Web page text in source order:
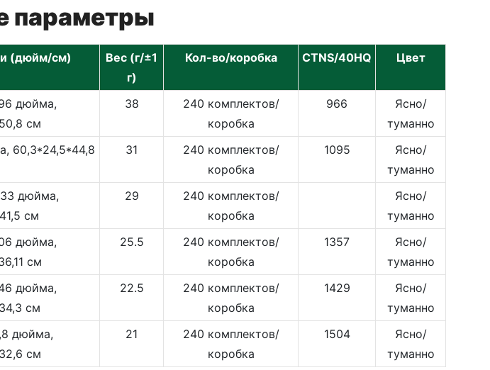
параметры
(дюйм/см)
Вес (г/±1
г)
Кол-во/коробка CTNS/40HQ Цвет
дюйма,
см
38
240 комплектов/
коробка
966
Ясно/
туманно
60,3*24,5*44,8
31
240 комплектов/
коробка
1095
Ясно/
туманно
дюйма,
см
29
240 комплектов/
коробка
Ясно/
туманно
дюйма,
см
25.5
240 комплектов/
коробка
1357
Ясно/
туманно
дюйма,
см
22.5
240 комплектов/
коробка
1429
Ясно/
туманно
дюйма,
см
21
240 комплектов/
коробка
1504
Ясно/
туманно